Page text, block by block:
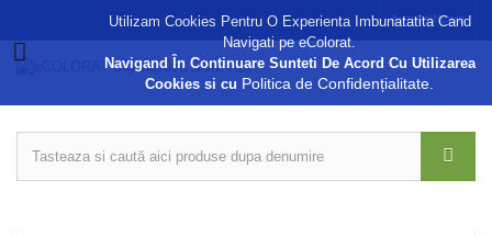
Autentificare
Utilizam Cookies Pentru O Experienta Imbunatatita Cand
Navigati pe eColorat.
Navigand În Continuare Sunteti De Acord Cu Utilizarea
Cookies si cu Politica de Confidențialitate.